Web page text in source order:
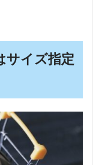
サイズ指定